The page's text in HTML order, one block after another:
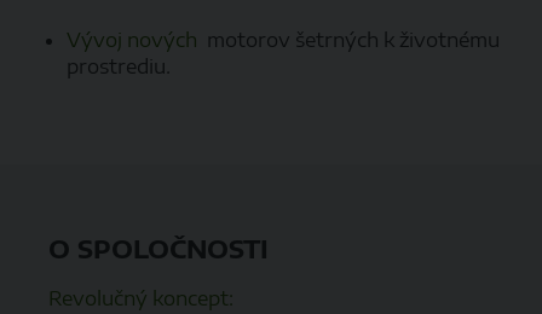
Vývoj nových motorov šetrných k životnému
prostrediu.
O SPOLOČNOSTI
Revolučný koncept: